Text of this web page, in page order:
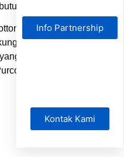
Info Partnership
Kontak Kami
dan permintaan pasar
bisnis jangka panjang
tepat, Anda juga bisa
yang sukses.